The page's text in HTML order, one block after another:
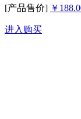
[产品售价] ￥
进入购买